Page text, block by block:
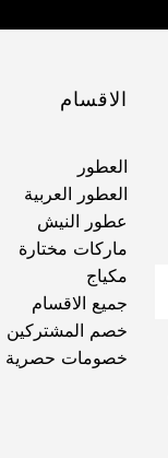
الاقسام
العطور
العطور العربية
عطور النيش
ماركات مختارة
مكياج
جميع الاقسام
خصم المشتركين
خصومات حصرية